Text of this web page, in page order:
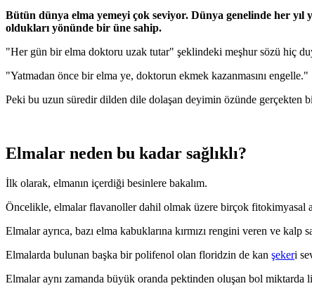
Bütün dünya elma yemeyi çok seviyor. Dünya genelinde her
oldukları yönünde bir üne sahip.
"Her gün bir elma doktoru uzak tutar" şeklindeki meşhur sözü hiç
"Yatmadan önce bir elma ye, doktorun ekmek kazanmasını engelle."
Peki bu uzun süredir dilden dile dolaşan deyimin özünde gerçekten
Elmalar neden bu kadar sağlıklı?
İlk olarak, elmanın içerdiği besinlere bakalım.
Öncelikle, elmalar flavanoller dahil olmak üzere birçok fitokimyasal
Elmalar ayrıca, bazı elma kabuklarına kırmızı rengini veren ve
Elmalarda bulunan başka bir polifenol olan floridzin de kan şekeri
Elmalar aynı zamanda büyük oranda pektinden oluşan bol miktarda